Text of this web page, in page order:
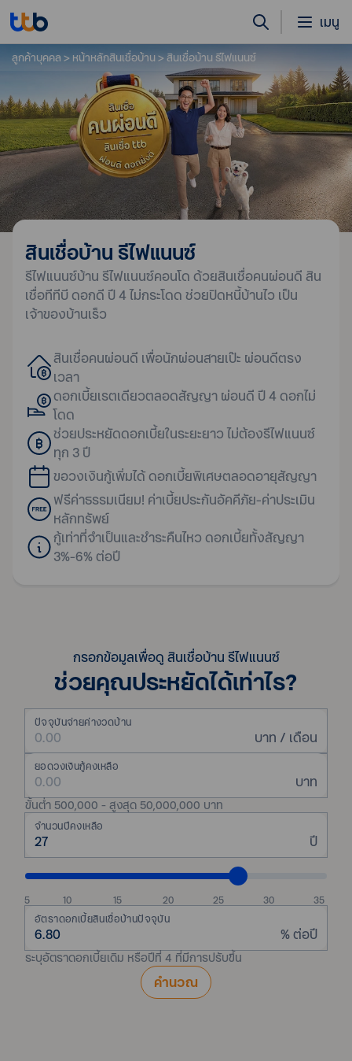
เมนู
ลูกค้าบุคคล หน้าหลักสินเชื่อบ้าน สินเชื่อบ้าน รีไฟแนนซ์
สินเชื่อบ้าน รีไฟแนนซ์
รีไฟแนนซ์บ้าน รีไฟแนนซ์คอนโด ด้วยสินเชื่อคนผ่อนดี สิน
เชื่อทีทีบี ดอกดี ปี 4 ไม่กระโดด ช่วยปิดหนี้บ้านไว เป็น
เจ้าของบ้านเร็ว
สินเชื่อคนผ่อนดี เพื่อนักผ่อนสายเป๊ะ ผ่อนดีตรง
เวลา
ดอกเบี้ยเรตเดียวตลอดสัญญา ผ่อนดี ปี 4 ดอกไม่
โดด
ช่วยประหยัดดอกเบี้ยในระยะยาว ไม่ต้องรีไฟแนนซ์
ทุก 3 ปี
ขอวงเงินกู้เพิ่มได้ ดอกเบี้ยพิเศษตลอดอายุสัญญา
ฟรีค่าธรรมเนียม! ค่าเบี้ยประกันอัคคีภัย-ค่าประเมิน
หลักทรัพย์
กู้เท่าที่จำเป็นและชำระคืนไหว ดอกเบี้ยทั้งสัญญา
3%-6% ต่อปี
กรอกข้อมูลเพื่อดู สินเชื่อบ้าน รีไฟแนนซ์
ช่วยคุณประหยัดได้เท่าไร?
ปัจจุบันจ่ายค่างวดบ้าน
บาท / เดือน
ยอดวงเงินกู้คงเหลือ
บาท
ขั้นต่ำ 500,000 - สูงสุด 50,000,000 บาท
จำนวนปีคงเหลือ
ปี
5 10 15 20 25 30
35
อัตราดอกเบี้ยสินเชื่อบ้านปัจจุบัน
% ต่อปี
ระบุอัตราดอกเบี้ยเดิม หรือปีที่ 4 ที่มีการปรับขึ้น
คำนวณ